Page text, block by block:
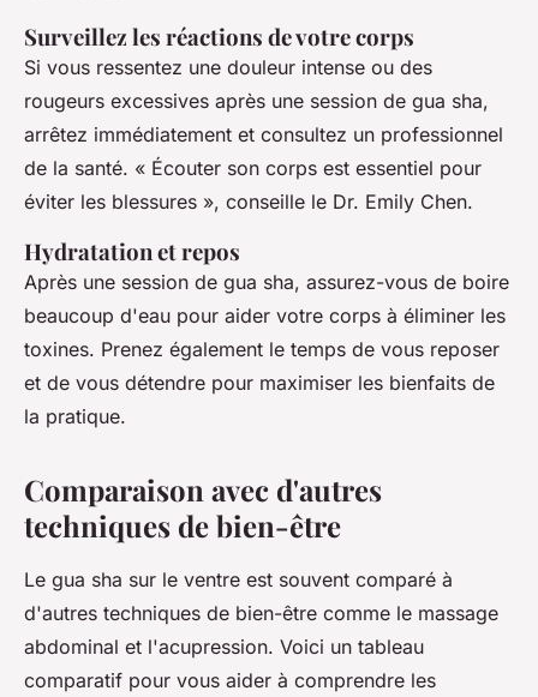
Surveillez les réactions de votre corps
Si vous ressentez une douleur intense ou des
rougeurs excessives après une session de gua sha,
arrêtez immédiatement et consultez un professionnel
de la santé. « Écouter son corps est essentiel pour
éviter les blessures », conseille le Dr. Emily Chen.
Hydratation et repos
Après une session de gua sha, assurez-vous de boire
beaucoup d'eau pour aider votre corps à éliminer les
toxines. Prenez également le temps de vous reposer
et de vous détendre pour maximiser les bienfaits de
la pratique.
Comparaison avec d'autres
techniques de bien-être
Le gua sha sur le ventre est souvent comparé à
d'autres techniques de bien-être comme le massage
abdominal et l'acupression. Voici un tableau
comparatif pour vous aider à comprendre les